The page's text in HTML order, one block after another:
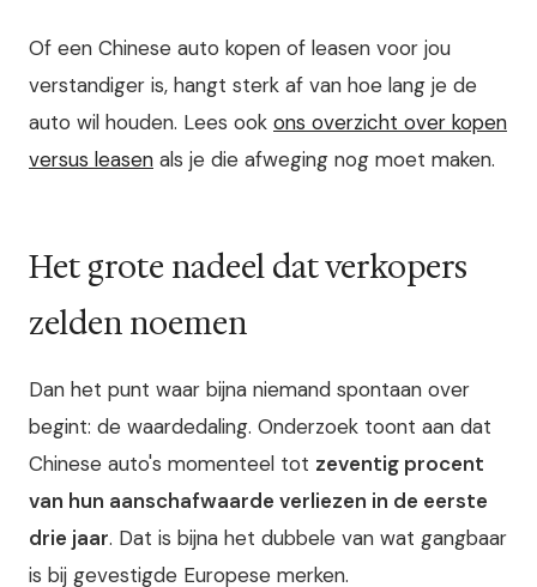
Of een Chinese auto kopen of leasen voor jou
verstandiger is, hangt sterk af van hoe lang je de
auto wil houden. Lees ook ons overzicht over kopen
versus leasen als je die afweging nog moet maken.
Het grote nadeel dat verkopers
zelden noemen
Dan het punt waar bijna niemand spontaan over
begint: de waardedaling. Onderzoek toont aan dat
Chinese auto's momenteel tot zeventig procent
van hun aanschafwaarde verliezen in de eerste
drie jaar. Dat is bijna het dubbele van wat gangbaar
is bij gevestigde Europese merken.